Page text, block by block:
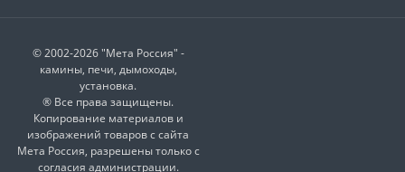
© 2002-2026 "Мета Россия" -
камины, печи, дымоходы,
установка.
® Все права защищены.
Копирование материалов и
изображений товаров с сайта
Мета Россия, разрешены только с
согласия администрации.